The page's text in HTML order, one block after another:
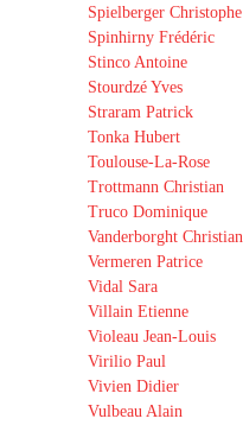
Spielberger Christophe
Spinhirny Frédéric
Stinco Antoine
Stourdzé Yves
Straram Patrick
Tonka Hubert
Toulouse-La-Rose
Trottmann Christian
Truco Dominique
Vanderborght Christian
Vermeren Patrice
Vidal Sara
Villain Etienne
Violeau Jean-Louis
Virilio Paul
Vivien Didier
Vulbeau Alain